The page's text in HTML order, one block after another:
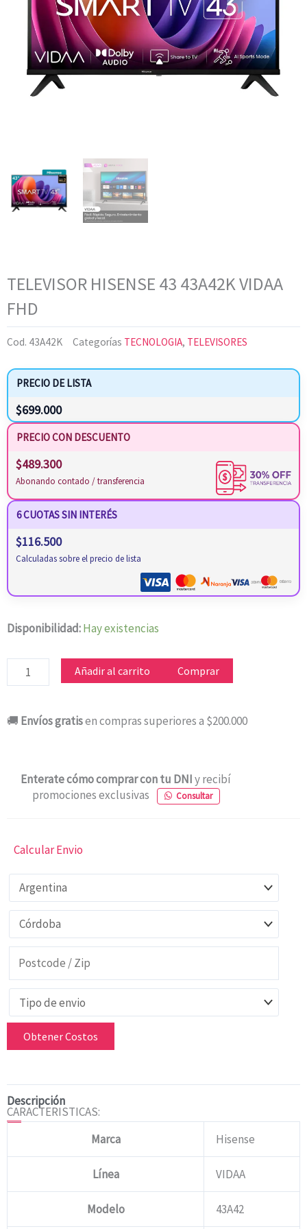
TELEVISOR HISENSE 43 43A42K VIDAA
FHD
Cod. 43A42K Categorías TECNOLOGIA, TELEVISORES
PRECIO DE LISTA
$699.000
PRECIO CON DESCUENTO
$489.300
Abonando contado / transferencia
6 CUOTAS SIN INTERÉS
$116.500
Calculadas sobre el precio de lista
Disponibilidad:Hay existencias
TELEVISOR
43A42K
FHD
Añadir al carrito Comprar
🚚 Envíos gratisen compras superiores a $200.000
Enterate cómo comprar con tu DNIy recibí
promociones exclusivas
Consultar
Calcular Envio
Obtener Costos
Descripción
CARACTERISTICAS:
Marca
Hisense
Línea VIDAA
Modelo 43A42